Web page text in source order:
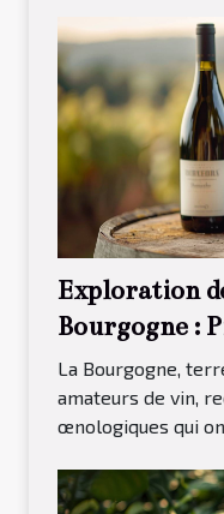
Exploration
Bourgogne :
Chardonnay
La Bourgogne,
amateurs de vin,
œnologiques qui